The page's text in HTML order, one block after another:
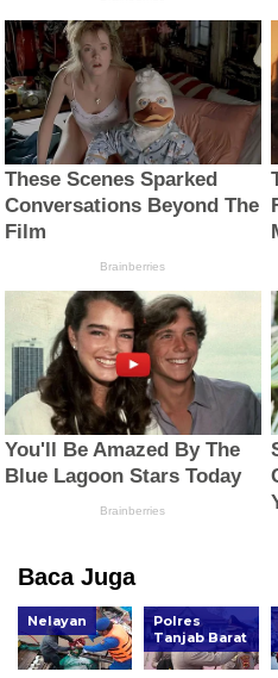
Baca Juga
Nelayan
Polres
Tanjab Barat